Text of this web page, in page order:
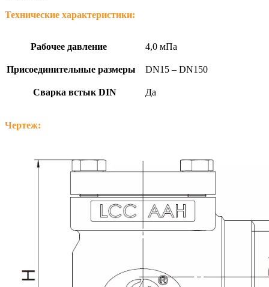
Технические характеристики:
Рабочее давление 4,0 мПа
Присоединительные размеры DN15 – DN150
Сварка встык DIN Да
Чертеж: